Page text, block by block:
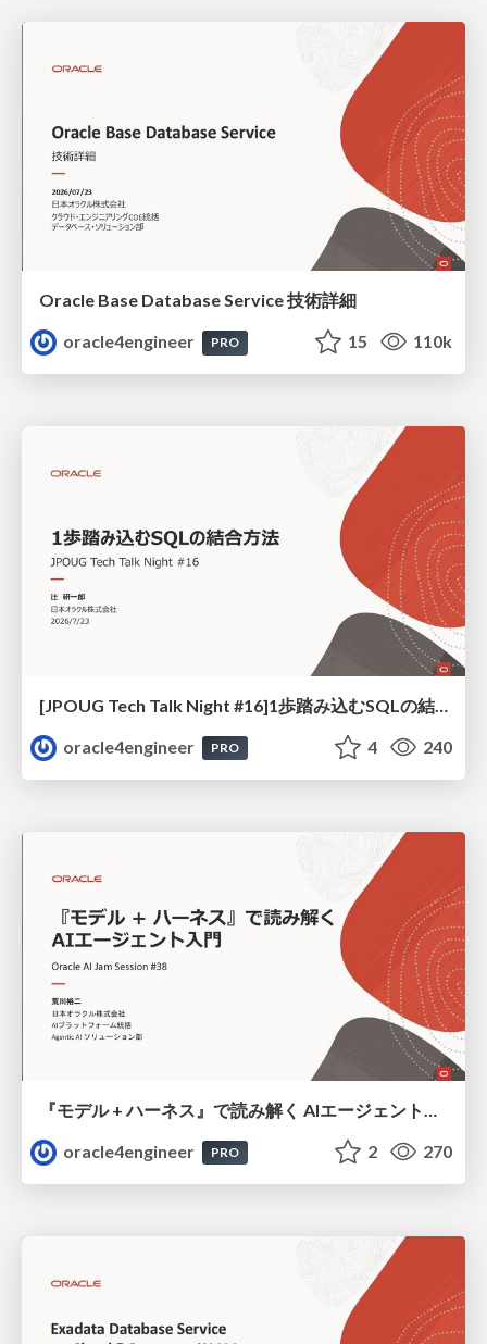
Oracle Base Database Service 技術詳細
oracle4engineer
PRO 15 110k
[JPOUG Tech Talk Night #16]1歩踏み込むSQLの結合方法
oracle4engineer
PRO 4 240
『モデル + ハーネス』で読み解く AIエージェント入門
oracle4engineer
PRO 2 270